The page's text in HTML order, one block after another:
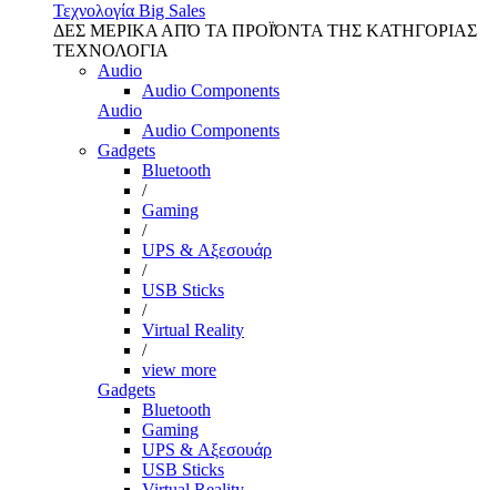
Τεχνολογία Big Sales
ΔΕΣ ΜΕΡΙΚΑ ΑΠΌ ΤΑ ΠΡΟΪΌΝΤΑ ΤΗΣ ΚΑΤΗΓΟΡΙΑΣ
ΤΕΧΝΟΛΟΓΙΑ
Audio
Audio Components
Audio
Audio Components
Gadgets
Bluetooth
/
Gaming
/
UPS & Αξεσουάρ
/
USB Sticks
/
Virtual Reality
/
view more
Gadgets
Bluetooth
Gaming
UPS & Αξεσουάρ
USB Sticks